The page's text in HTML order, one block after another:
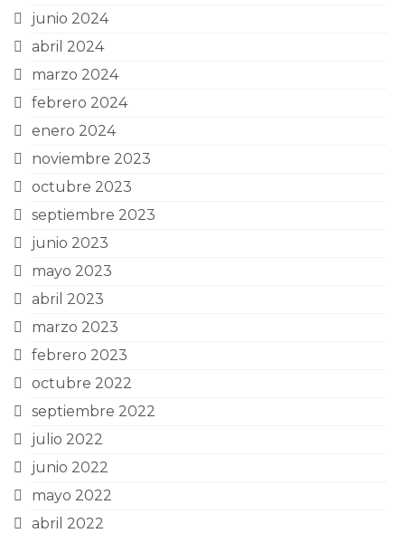
junio 2024
abril 2024
marzo 2024
febrero 2024
enero 2024
noviembre 2023
octubre 2023
septiembre 2023
junio 2023
mayo 2023
abril 2023
marzo 2023
febrero 2023
octubre 2022
septiembre 2022
julio 2022
junio 2022
mayo 2022
abril 2022